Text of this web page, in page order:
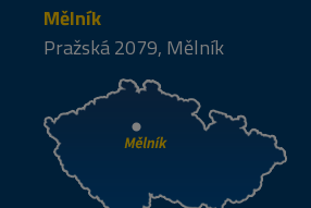
Mělník
Pražská 2079, Mělník